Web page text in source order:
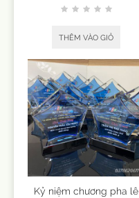
THÊM VÀO GIỎ
Kỷ niệm chương pha lê